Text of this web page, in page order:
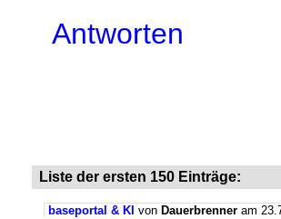
Antworten
Liste der ersten 150 Einträge:
baseportal & KI von Dauerbrenner am